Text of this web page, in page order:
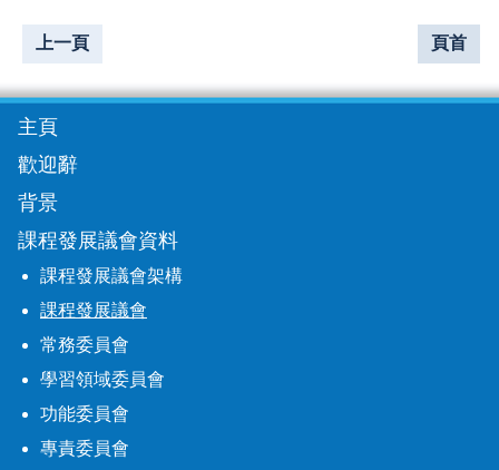
上一頁 頁首
主頁
歡迎辭
背景
課程發展議會資料
課程發展議會架構
課程發展議會
常務委員會
學習領域委員會
功能委員會
專責委員會